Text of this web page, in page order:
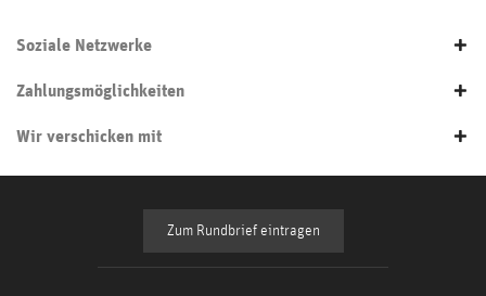
Soziale Netzwerke
Zahlungsmöglichkeiten
Wir verschicken mit
Zum Rundbrief eintragen